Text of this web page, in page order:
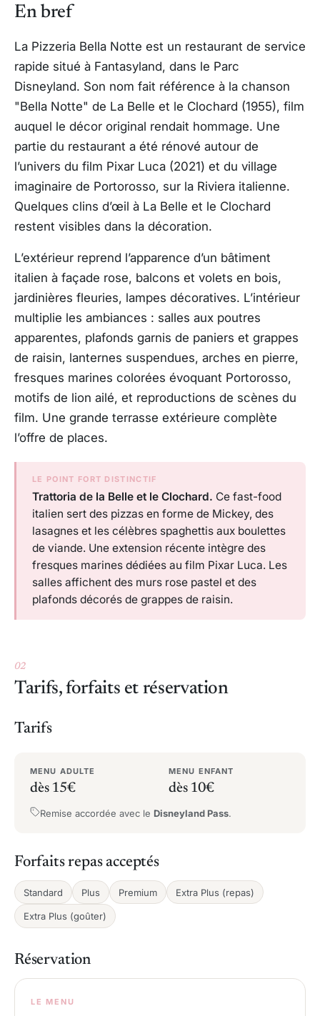
En bref
La Pizzeria Bella Notte est un restaurant de service
rapide situé à Fantasyland, dans le Parc
Disneyland. Son nom fait référence à la chanson
"Bella Notte" de La Belle et le Clochard (1955), film
auquel le décor original rendait hommage. Une
partie du restaurant a été rénové autour de
l’univers du film Pixar Luca (2021) et du village
imaginaire de Portorosso, sur la Riviera italienne.
Quelques clins d’œil à La Belle et le Clochard
restent visibles dans la décoration.
L’extérieur reprend l’apparence d’un bâtiment
italien à façade rose, balcons et volets en bois,
jardinières fleuries, lampes décoratives. L’intérieur
multiplie les ambiances : salles aux poutres
apparentes, plafonds garnis de paniers et grappes
de raisin, lanternes suspendues, arches en pierre,
fresques marines colorées évoquant Portorosso,
motifs de lion ailé, et reproductions de scènes du
film. Une grande terrasse extérieure complète
l’offre de places.
LE POINT FORT DISTINCTIF
Trattoria de la Belle et le Clochard. Ce fast-food
italien sert des pizzas en forme de Mickey, des
lasagnes et les célèbres spaghettis aux boulettes
de viande. Une extension récente intègre des
fresques marines dédiées au film Pixar Luca. Les
salles affichent des murs rose pastel et des
plafonds décorés de grappes de raisin.
02
Tarifs, forfaits et réservation
Tarifs
MENU ADULTE
dès 15€
MENU ENFANT
dès 10€
Remise accordée avec le Disneyland Pass.
Forfaits repas acceptés
Standard Plus Premium Extra Plus (repas)
Extra Plus (goûter)
Réservation
LE MENU